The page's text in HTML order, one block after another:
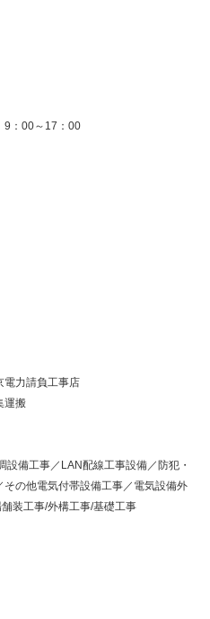
9：00～17：00
電力請負工事店
運搬
備工事／LAN配線工事設備／防犯・
の他電気付帯設備工事／電気設備外
装工事/外構工事/基礎工事